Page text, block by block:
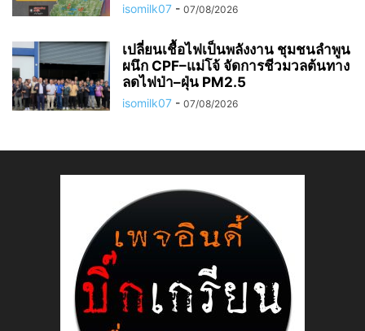
isomilk07 - 07/08/2026
เปลี่ยนเชื้อไฟเป็นพลังงาน ชุมชนลำพูน
ผนึก CPF–แม่โจ้ จัดการชีวมวลต้นทาง
ลดไฟป่า–ฝุ่น PM2.5
isomilk07 - 07/08/2026